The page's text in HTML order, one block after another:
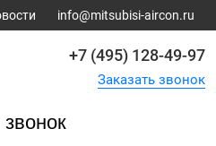
info@mitsubisi-aircon.ru
+7 (495) 128-49-97
Заказать звонок